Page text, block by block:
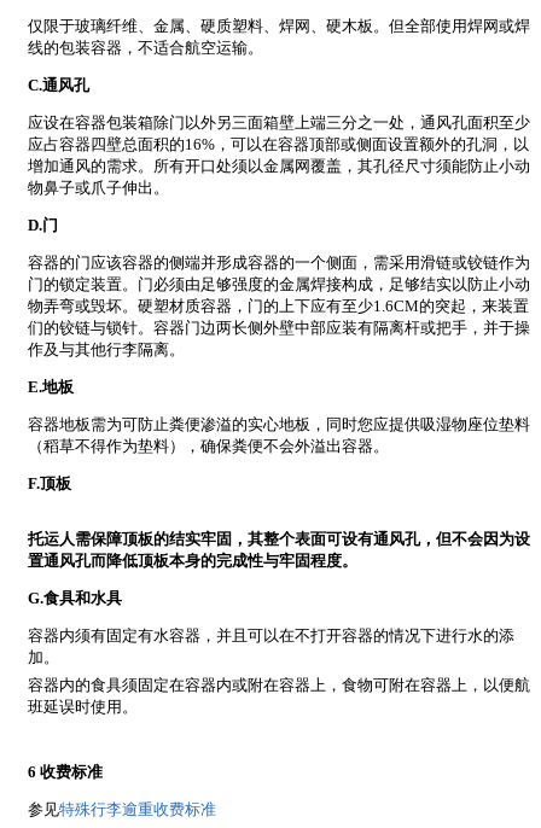
仅限于玻璃纤维、金属、硬质塑料、焊网、硬木板。但全部使用焊网或焊
线的包装容器，不适合航空运输。
C.通风孔
应设在容器包装箱除门以外另三面箱壁上端三分之一处，通风孔面积至少
应占容器四壁总面积的16%，可以在容器顶部或侧面设置额外的孔洞，以
增加通风的需求。所有开口处须以金属网覆盖，其孔径尺寸须能防止小动
物鼻子或爪子伸出。
D.门
容器的门应该容器的侧端并形成容器的一个侧面，需采用滑链或铰链作为
门的锁定装置。门必须由足够强度的金属焊接构成，足够结实以防止小动
物弄弯或毁坏。硬塑材质容器，门的上下应有至少1.6CM的突起，来装置
们的铰链与锁针。容器门边两长侧外壁中部应装有隔离杆或把手，并于操
作及与其他行李隔离。
E.地板
容器地板需为可防止粪便渗溢的实心地板，同时您应提供吸湿物座位垫料
（稻草不得作为垫料），确保粪便不会外溢出容器。
F.顶板
托运人需保障顶板的结实牢固，其整个表面可设有通风孔，但不会因为设
置通风孔而降低顶板本身的完成性与牢固程度。
G.食具和水具
容器内须有固定有水容器，并且可以在不打开容器的情况下进行水的添
加。
容器内的食具须固定在容器内或附在容器上，食物可附在容器上，以便航
班延误时使用。
6 收费标准
参见特殊行李逾重收费标准